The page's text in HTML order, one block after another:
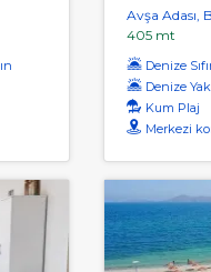
Avşa Adası,
405 mt
Denize
Denize
Kum Plaj
Merkezi